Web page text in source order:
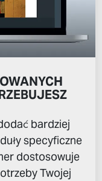
bardziej
specyficzne
dostosowuje
Twojej